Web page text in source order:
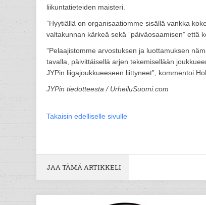
liikuntatieteiden maisteri.
”Hyytiällä on organisaatiomme sisällä vankka
valtakunnan kärkeä sekä ”päiväosaamisen” että
”Pelaajistomme arvostuksen ja luottamuksen
tavalla, päivittäisellä arjen tekemisellään
JYPin liigajoukkueeseen liittyneet”, kommentoi
JYPin tiedotteesta / UrheiluSuomi.com
Takaisin edelliselle sivulle
JAA TÄMÄ ARTIKKELI